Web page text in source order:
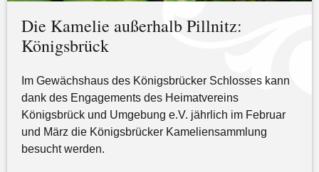
Die Kamelie außerhalb Pillnitz:
Königsbrück
Im Gewächshaus des Königsbrücker Schlosses kann
dank des Engagements des Heimatvereins
Königsbrück und Umgebung e.V. jährlich im Februar
und März die Königsbrücker Kameliensammlung
besucht werden.